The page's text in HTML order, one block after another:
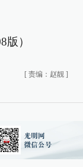
版）
[ 责编：赵靓 ]